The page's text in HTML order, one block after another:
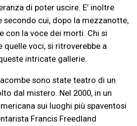
di poter uscire. E’ inoltre
cui, dopo la mezzanotte,
con la voce dei morti. Chi si
quelle voci, si ritroverebbe a
intricate gallerie.
sono state teatro di un
dal mistero. Nel 2000, in un
sui luoghi più spaventosi
Francis Freedland